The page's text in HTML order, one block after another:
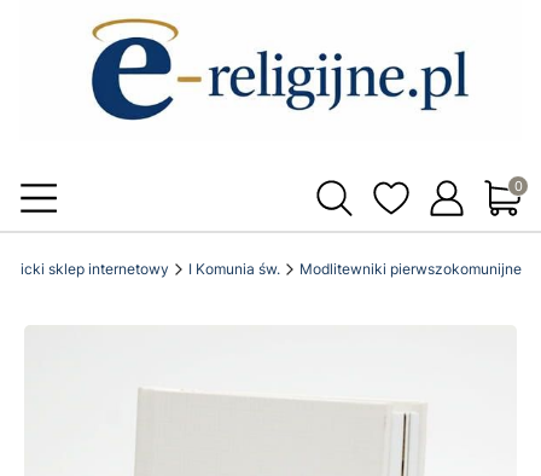
sklep internetowy I Komunia św. Modlitewniki pierwszokomunijne